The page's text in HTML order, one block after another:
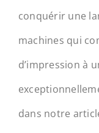
conquérir une
machines qui
d’impression à
dans notre